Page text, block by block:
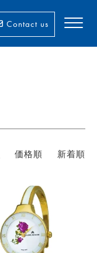
Contact us
価格順 新着順